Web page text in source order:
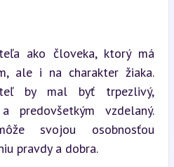
ako človeka, ktorý má
ale i na charakter žiaka.
by mal byť trpezlivý,
predovšetkým vzdelaný.
svojou osobnosťou
pravdy a dobra.